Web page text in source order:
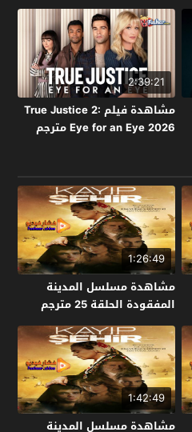
2:39:21
مشاهدة فيلم True Justice 2:
Eye for an Eye 2026 مترجم
1:26:49
مشاهدة مسلسل المدينة
المفقودة الحلقة 25 مترجم
1:42:49
مشاهدة مسلسل المدينة